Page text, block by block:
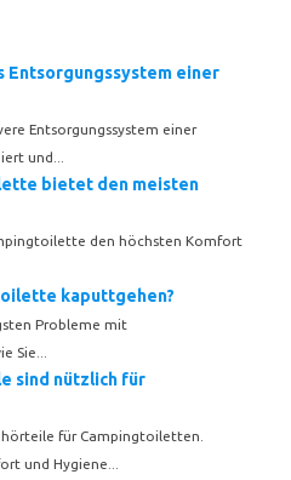
Entsorgungssystem einer
Entsorgungssystem einer
und...
bietet den meisten
den höchsten Komfort
kaputtgehen?
Probleme mit
Sie...
sind nützlich für
für Campingtoiletten.
und Hygiene...